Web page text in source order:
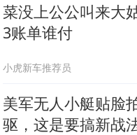
菜没上公公叫来大
3账单谁付
小虎新车推荐员
美军无人小艇贴脸
驱，这是要搞新战